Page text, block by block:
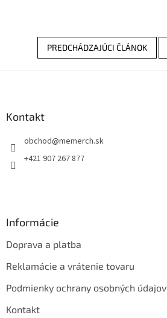
PREDCHÁDZAJÚCI ČLÁNOK
Kontakt
obchod@memerch.sk
+421 907 267 877
Informácie
Doprava a platba
Reklamácie a vrátenie tovaru
Podmienky ochrany osobných údajov
Kontakt